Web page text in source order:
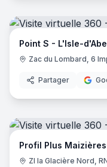
Point S - L'Isle-
Zac du Lombard, 6
Partager
Profil Plus